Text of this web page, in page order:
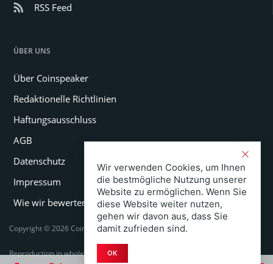
RSS Feed
ÜBER UNS
Über Coinspeaker
Redaktionelle Richtlinien
Haftungsausschluss
AGB
Datenschutz
Impressum
Wie wir bewerten
Copyright © 2026 Coinspeaker LTD. All rights reserved.
Reproduction in whole or in part in any form or medium without express
Wir verwenden Cookies, um Ihnen
die bestmögliche Nutzung unserer
Website zu ermöglichen. Wenn Sie
diese Website weiter nutzen,
gehen wir davon aus, dass Sie
damit zufrieden sind.
OK